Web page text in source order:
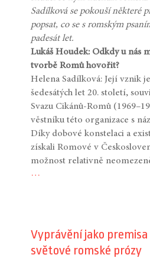
Sadílková se pokouší některé
popsat, co se s romským
padesát let.
Lukáš Houdek: Odkdy u nás
tvorbě Romů hovořit?
Helena Sadílková: Její vznik
šedesátých let 20. století,
Svazu Cikánů-Romů
věstníku této organizace s
Díky dobové konstelaci a
získali Romové v
možnost relativně
…
Vyprávění jako premisa
světové romské prózy